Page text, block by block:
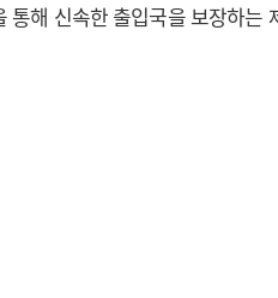
해 신속한 출입국을 보장하는